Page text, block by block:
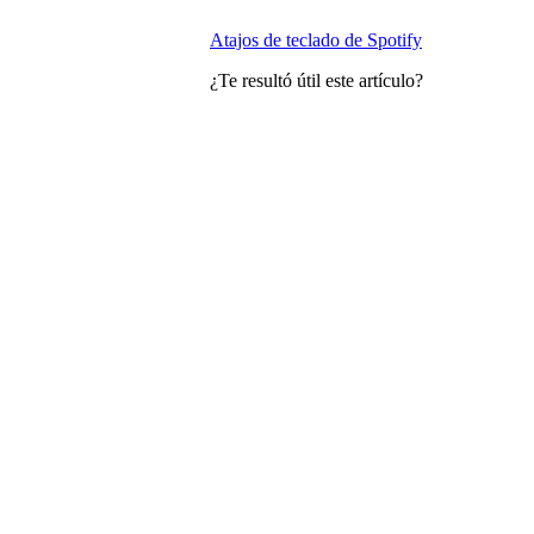
Atajos de teclado de Spotify
¿Te resultó útil este artículo?